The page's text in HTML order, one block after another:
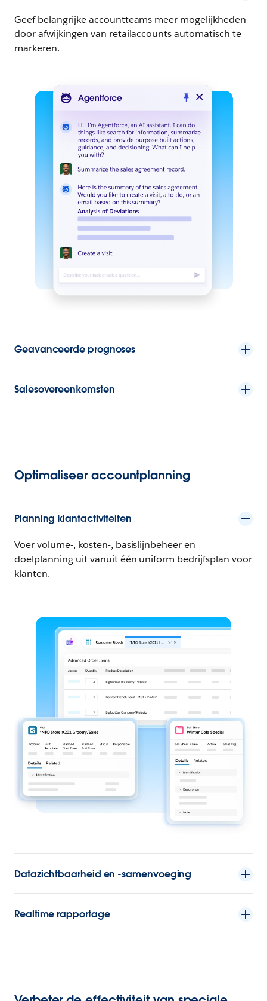
Geef belangrijke accountteams meer mogelijkheden
door afwijkingen van retailaccounts automatisch te
markeren.
Geavanceerde prognoses
Salesovereenkomsten
Optimaliseer accountplanning
Planning klantactiviteiten
Voer volume-, kosten-, basislijnbeheer en
doelplanning uit vanuit één uniform bedrijfsplan voor
klanten.
Datazichtbaarheid en -samenvoeging
Realtime rapportage